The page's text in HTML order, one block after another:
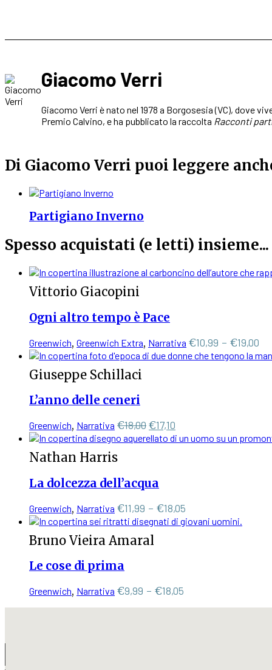
Giacomo Verri
Giacomo Verri è nato nel 1978 a Borgosesia (VC), dove
Premio Calvino, e ha pubblicato la raccolta Racconti
Di Giacomo Verri puoi leggere
Partigiano Inverno
Spesso acquistati (e letti) insieme...
Vittorio Giacopini
Ogni altro tempo è Pace
Greenwich, Greenwich Extra, Narrativa Questo
prodotto
essere
€10,99 - €19,00
di
Giuseppe Schillaci
L’anno delle ceneri
Greenwich, Narrativa €18,00 Il
prezzo
€18,00.
€17,10
prezzo
Nathan Harris
La dolcezza dell’acqua
Greenwich, Narrativa Questo
prodotto
più
Le
possono
€11,99 - €18,05
di
Bruno Vieira Amaral
Le cose di prima
Greenwich, Narrativa Questo
€9,99 - €18,05